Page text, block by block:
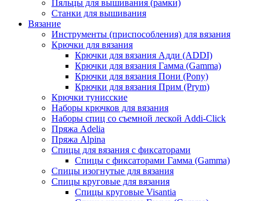
Пяльцы для вышивания (рамки)
Станки для вышивания
Вязание
Инструменты (приспособления) для вязания
Крючки для вязания
Крючки для вязания Адди (ADDI)
Крючки для вязания Гамма (Gamma)
Крючки для вязания Пони (Pony)
Крючки для вязания Прим (Prym)
Крючки тунисские
Наборы крючков для вязания
Наборы спиц со съемной леской Addi-Click
Пряжа Adelia
Пряжа Alpina
Спицы для вязания с фиксаторами
Спицы с фиксаторами Гамма (Gamma)
Спицы изогнутые для вязания
Спицы круговые для вязания
Спицы круговые Visantia